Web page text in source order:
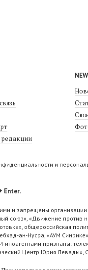
и
Enter.
и запрещены
союз», «Движение против
общероссийская
ан-Нусра, «АУМ
иноагентами признаны:
Центр Юрия Левады»,